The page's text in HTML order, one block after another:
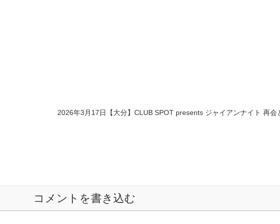
2026年3月17日【大分】CLUB SPOT presents ジャイアンナイト 再会
コメントを書き込む